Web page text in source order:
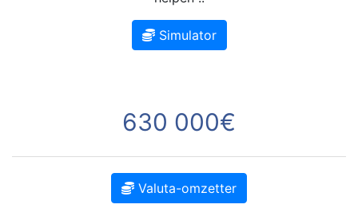
Simulator
630 000€
Valuta-omzetter